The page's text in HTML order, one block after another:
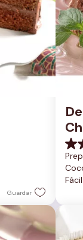
Guardar
de
0.0
de
5
Fácil